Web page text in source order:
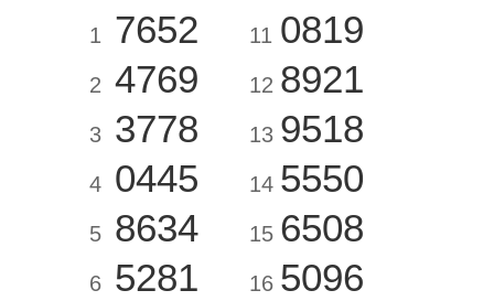
1 7652
2 4769
3 3778
4 0445
5 8634
6 5281
11 0819
12 8921
13 9518
14 5550
15 6508
16 5096